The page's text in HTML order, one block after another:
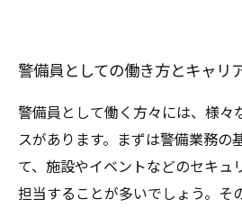
警備員としての働き方とキャリ
警備員として働く方々には、様々
スがあります。まずは警備業務の
て、施設やイベントなどのセキュ
担当することが多いでしょう。そ